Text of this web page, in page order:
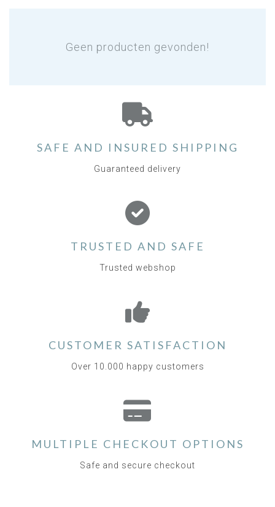
Geen producten gevonden!
SAFE AND INSURED SHIPPING
Guaranteed delivery
TRUSTED AND SAFE
Trusted webshop
CUSTOMER SATISFACTION
Over 10.000 happy customers
MULTIPLE CHECKOUT OPTIONS
Safe and secure checkout